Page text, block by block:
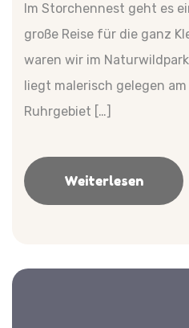
Im Storchennest geht es
große Reise für die ganz
waren wir im
liegt malerisch gelegen
Ruhrgebiet […]
Weiterlesen